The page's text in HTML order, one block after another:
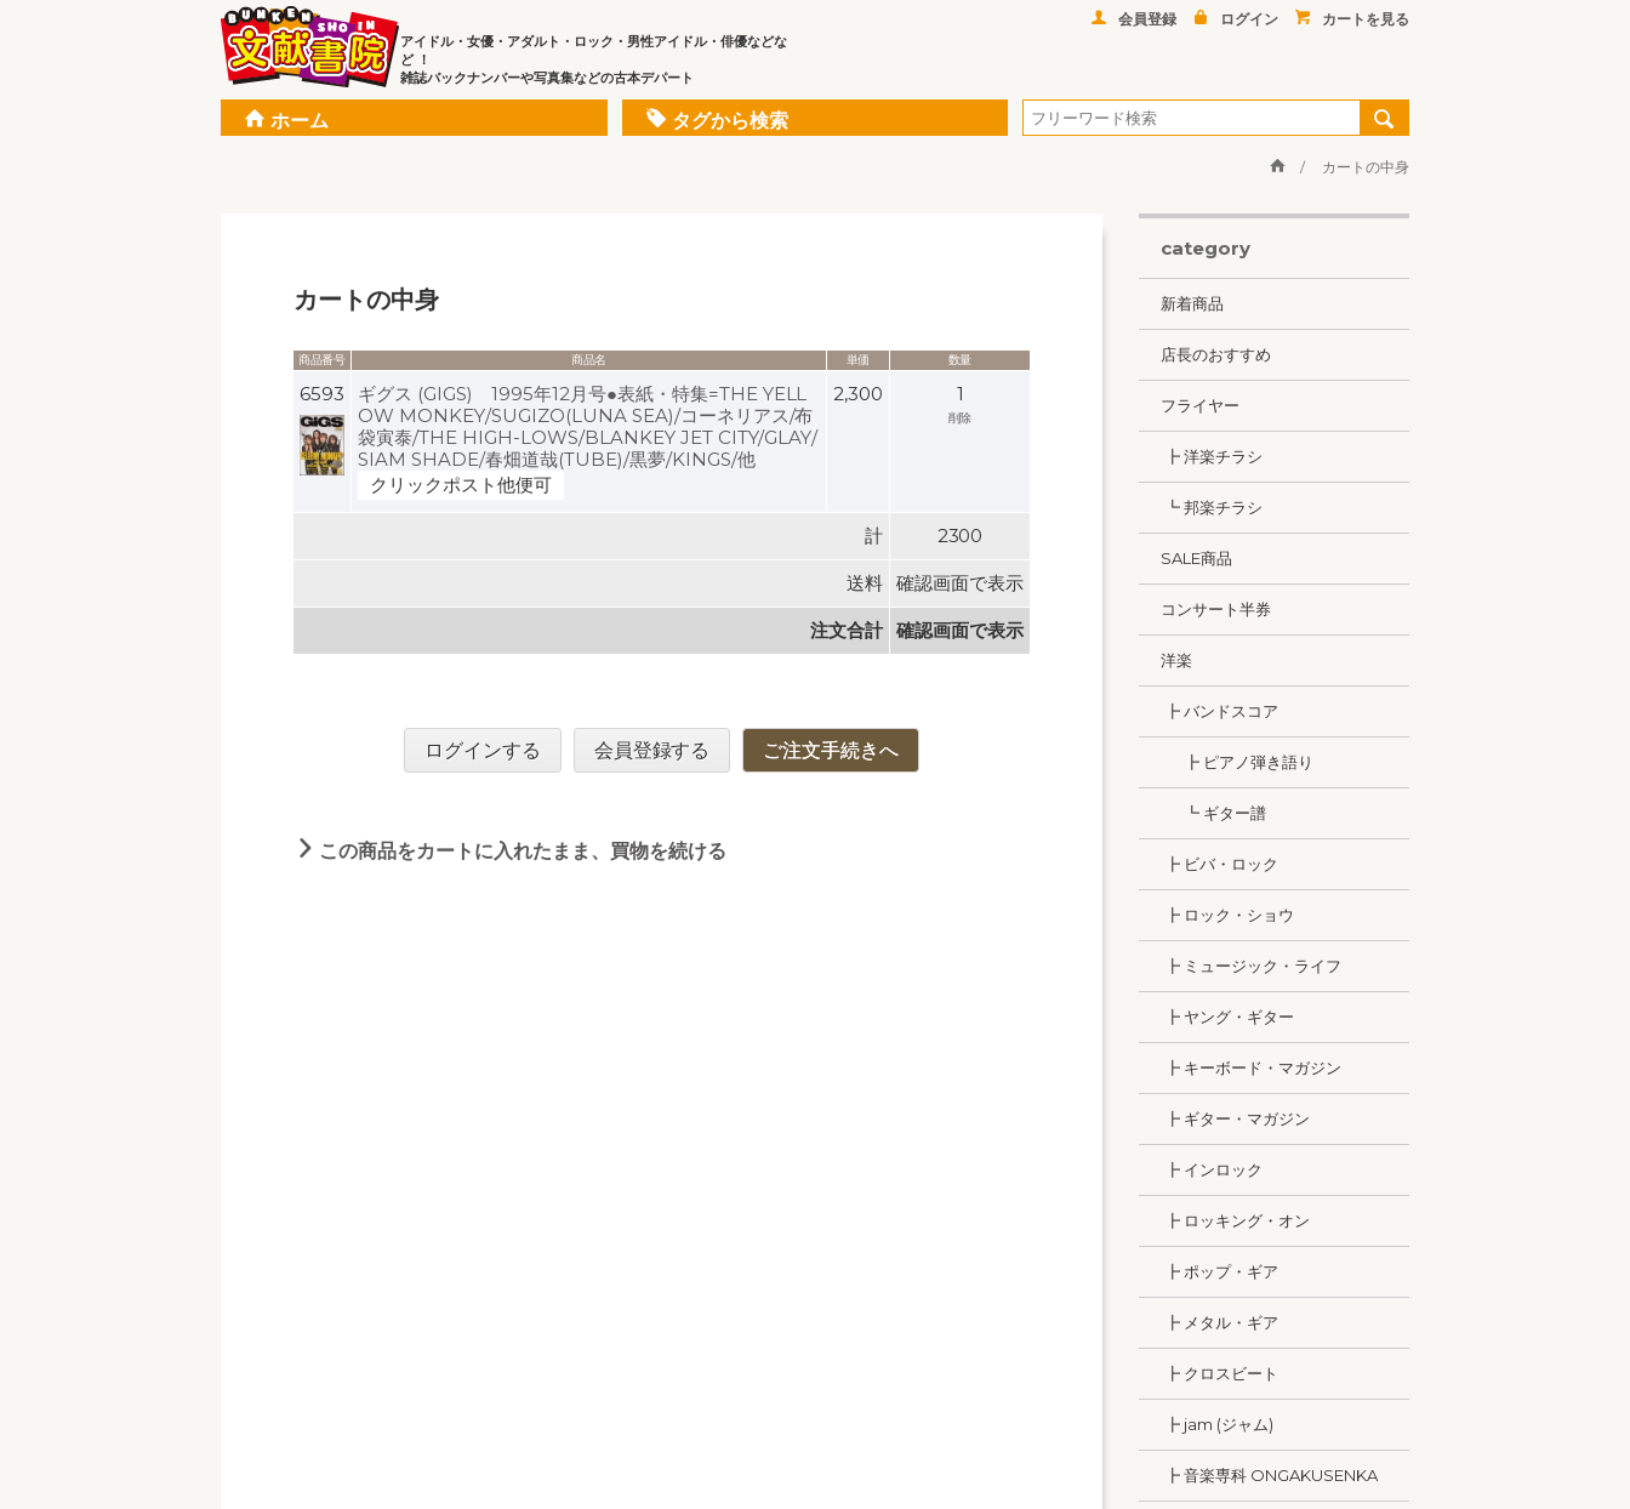
アイドル・女優・アダルト・ロック・男性アイドル・俳優などな
ど ！
雑誌バックナンバーや写真集などの古本デパート
会員登録 ログイン カートを見る
ホーム タグから検索
カートの中身
カートの中身
商品番号 商品名 単価 数量
6593
ギグス (GIGS) 1995年12月号●表紙・特集=THE YELL
OW MONKEY/SUGIZO(LUNA SEA)/コーネリアス/布
袋寅泰/THE HIGH-LOWS/BLANKEY JET CITY/GLAY/
SIAM SHADE/春畑道哉(TUBE)/黒夢/KINGS/他
クリックポスト他便可
2,300 1
削除
計 2300
送料 確認画面で表示
注文合計 確認画面で表示
ログインする 会員登録する ご注文手続きへ
この商品をカートに入れたまま、買物を続ける
category
新着商品
店長のおすすめ
フライヤー
┣ 洋楽チラシ
┗ 邦楽チラシ
SALE商品
コンサート半券
洋楽
┣ バンドスコア
┣ ピアノ弾き語り
┗ ギター譜
┣ ビバ・ロック
┣ ロック・ショウ
┣ ミュージック・ライフ
┣ ヤング・ギター
┣ キーボード・マガジン
┣ ギター・マガジン
┣ インロック
┣ ロッキング・オン
┣ ポップ・ギア
┣ メタル・ギア
┣ クロスビート
┣ jam (ジャム)
┣ 音楽専科 ONGAKUSENKA